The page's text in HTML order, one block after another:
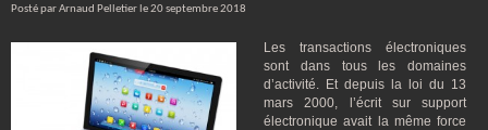
Posté par Arnaud Pelletier le 20 septembre 2018
Les transactions électroniques
sont dans tous les domaines
d’activité. Et depuis la loi du 13
mars 2000, l’écrit sur support
électronique avait la même force